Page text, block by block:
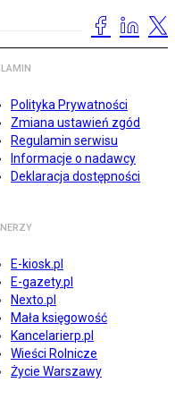
Polityka Prywatności
Zmiana ustawień zgód
Regulamin serwisu
Informacje o nadawcy
Deklaracja dostępności
E-kiosk.pl
E-gazety.pl
Nexto.pl
Mała księgowość
Kancelarierp.pl
Wieści Rolnicze
Życie Warszawy